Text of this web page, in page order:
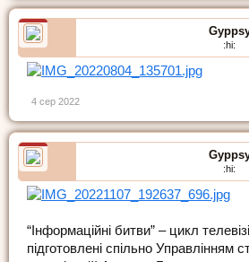
:hi:
4 сер 2022
:hi:
“Інформаційні битви” – цикл
підготовлені спільно Управлінням